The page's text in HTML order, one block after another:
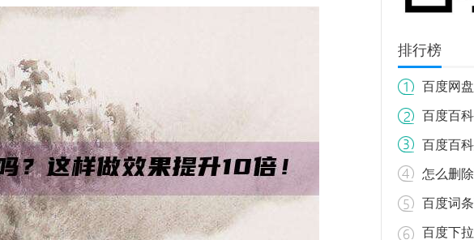
排行榜
百度词
百度下